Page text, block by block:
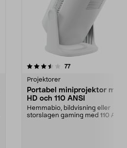
77recensioner
Projektorer
Portabel miniprojektor med
HD och 110 ANSI
Hemmabio, bildvisning eller
storslagen gaming med 110 ANSI-
4.5 av 5 stjärnor